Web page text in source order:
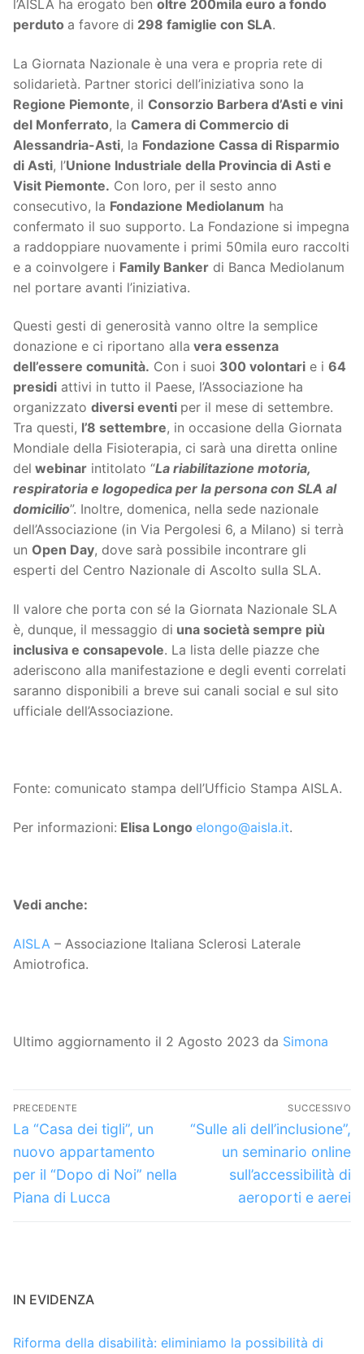
l’AISLA ha erogato ben oltre 200mila euro a fondo
perduto a favore di 298 famiglie con SLA.
La Giornata Nazionale è una vera e propria rete di
solidarietà. Partner storici dell’iniziativa sono la
Regione Piemonte, il Consorzio Barbera d’Asti e vini
del Monferrato, la Camera di Commercio di
Alessandria-Asti, la Fondazione Cassa di Risparmio
di Asti, l’Unione Industriale della Provincia di Asti e
Visit Piemonte. Con loro, per il sesto anno
consecutivo, la Fondazione Mediolanum ha
confermato il suo supporto. La Fondazione si impegna
a raddoppiare nuovamente i primi 50mila euro raccolti
e a coinvolgere i Family Banker di Banca Mediolanum
nel portare avanti l’iniziativa.
Questi gesti di generosità vanno oltre la semplice
donazione e ci riportano alla vera essenza
dell’essere comunità. Con i suoi 300 volontari e i 64
presidi attivi in tutto il Paese, l’Associazione ha
organizzato diversi eventi per il mese di settembre.
Tra questi, l’8 settembre, in occasione della Giornata
Mondiale della Fisioterapia, ci sarà una diretta online
del webinar intitolato “La riabilitazione motoria,
respiratoria e logopedica per la persona con SLA al
domicilio”. Inoltre, domenica, nella sede nazionale
dell’Associazione (in Via Pergolesi 6, a Milano) si terrà
un Open Day, dove sarà possibile incontrare gli
esperti del Centro Nazionale di Ascolto sulla SLA.
Il valore che porta con sé la Giornata Nazionale SLA
è, dunque, il messaggio di una società sempre più
inclusiva e consapevole. La lista delle piazze che
aderiscono alla manifestazione e degli eventi correlati
saranno disponibili a breve sui canali social e sul sito
ufficiale dell’Associazione.
Fonte: comunicato stampa dell’Ufficio Stampa AISLA.
Per informazioni: Elisa Longo elongo@aisla.it.
Vedi anche:
AISLA – Associazione Italiana Sclerosi Laterale
Amiotrofica.
Ultimo aggiornamento il 2 Agosto 2023 da Simona
Navigazione
articoli
PRECEDENTE
Articolo
precedente:
La “Casa dei tigli”, un
nuovo appartamento
per il “Dopo di Noi” nella
Piana di Lucca
SUCCESSIVO
Articolo
successivo:
“Sulle ali dell’inclusione”,
un seminario online
sull’accessibilità di
aeroporti e aerei
IN EVIDENZA
Riforma della disabilità: eliminiamo la possibilità di